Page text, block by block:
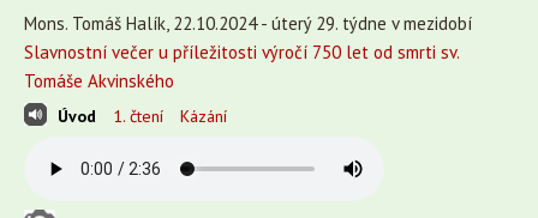
Mons. Tomáš Halík, 22.10.2024 - úterý 29. týdne v mezidobí
Slavnostní večer u příležitosti výročí 750 let od smrti sv.
Tomáše Akvinského
Úvod 1. čtení Kázání